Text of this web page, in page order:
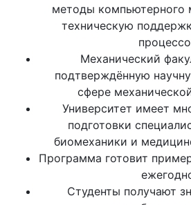
методы компьютерного
техническую
Механический
подтверждённую
сфере
Университет имеет
подготовки
биомеханики и
Программа готовит
Студенты получают